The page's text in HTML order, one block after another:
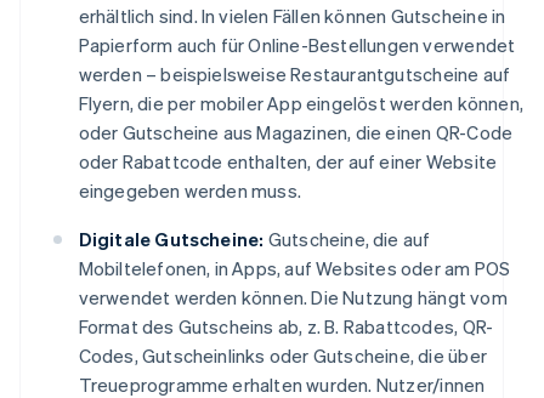
erhältlich sind. In vielen Fällen können Gutscheine in
Papierform auch für Online-Bestellungen verwendet
werden – beispielsweise Restaurantgutscheine auf
Flyern, die per mobiler App eingelöst werden können,
oder Gutscheine aus Magazinen, die einen QR-Code
oder Rabattcode enthalten, der auf einer Website
eingegeben werden muss.
Digitale Gutscheine: Gutscheine, die auf
Mobiltelefonen, in Apps, auf Websites oder am POS
verwendet werden können. Die Nutzung hängt vom
Format des Gutscheins ab, z. B. Rabattcodes, QR-
Codes, Gutscheinlinks oder Gutscheine, die über
Treueprogramme erhalten wurden. Nutzer/innen